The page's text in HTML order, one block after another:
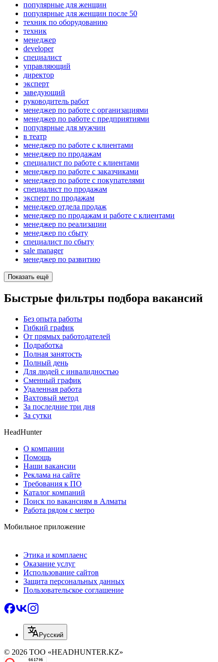
популярные для женщин
популярные для женщин после 50
техник по оборудованию
техник
менеджер
developer
специалист
управляющий
директор
эксперт
заведующий
руководитель работ
менеджер по работе с организациями
менеджер по работе с предприятиями
популярные для мужчин
в театр
менеджер по работе с клиентами
менеджер по продажам
специалист по работе с клиентами
менеджер по работе с заказчиками
менеджер по работе с покупателями
специалист по продажам
эксперт по продажам
менеджер отдела продаж
менеджер по продажам и работе с клиентами
менеджер по реализации
менеджер по сбыту
специалист по сбыту
sale manager
менеджер по развитию
Показать ещё
Быстрые фильтры подбора вакансий
Без опыта работы
Гибкий график
От прямых работодателей
Подработка
Полная занятость
Полный день
Для людей с инвалидностью
Сменный график
Удаленная работа
Вахтовый метод
За последние три дня
За сутки
HeadHunter
О компании
Помощь
Наши вакансии
Реклама на сайте
Требования к ПО
Каталог компаний
Поиск по вакансиям в Алматы
Работа рядом с метро
Мобильное приложение
Этика и комплаенс
Оказание услуг
Использование сайтов
Защита персональных данных
Пользовательское соглашение
Русский
© 2026 ТОО «HEADHUNTER.KZ»